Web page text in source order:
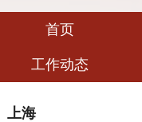
首页
工作动态
上海